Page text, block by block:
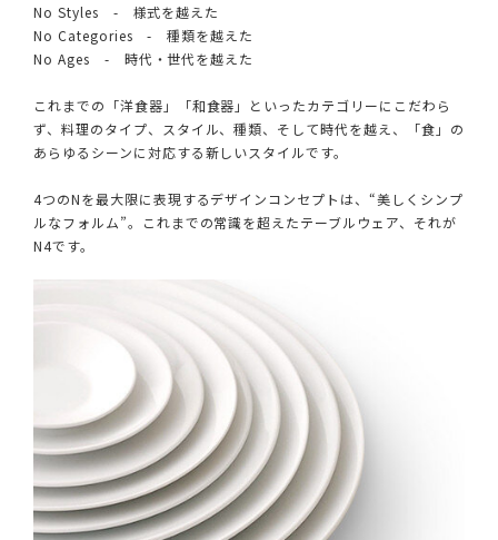
No Styles - 様式を越えた
No Categories - 種類を越えた
No Ages - 時代・世代を越えた
これまでの「洋食器」「和食器」といったカテゴリーにこだわら
ず、料理のタイプ、スタイル、種類、そして時代を越え、「食」の
あらゆるシーンに対応する新しいスタイルです。
4つのNを最大限に表現するデザインコンセプトは、“美しくシンプ
ルなフォルム”。これまでの常識を超えたテーブルウェア、それが
N4です。